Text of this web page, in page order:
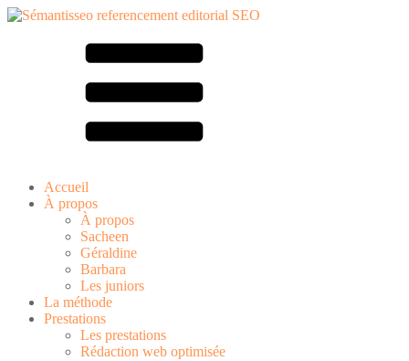
Accueil
À propos
À propos
Sacheen
Géraldine
Barbara
Les juniors
La méthode
Prestations
Les prestations
Rédaction web optimisée